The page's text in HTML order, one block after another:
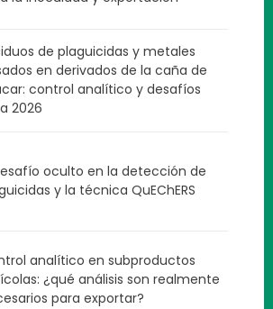
de plaguicidas y metales
en derivados de la caña de
control analítico y desafíos
2026
oculto en la detección de
y la técnica QuEChERS
analítico en subproductos
¿qué análisis son realmente
para exportar?